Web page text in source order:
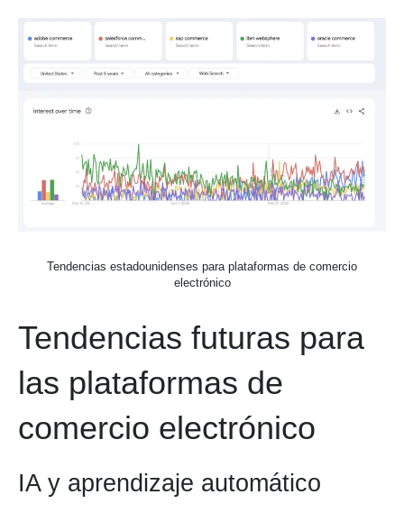
Tendencias estadounidenses para plataformas de comercio
electrónico
Tendencias futuras para
las plataformas de
comercio electrónico
IA y aprendizaje automático